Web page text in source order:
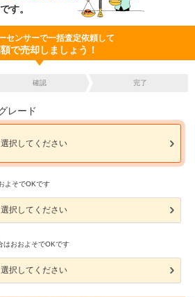
す。
センサーで一括査定依頼して
で売却しましょう！
確認 完了
レード
選択してください
よそでOKです
選択してください
はおおよそでOKです
選択してください